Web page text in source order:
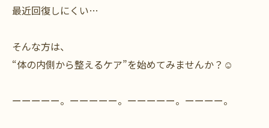
最近回復しにくい…
そんな方は、
“体の内側から整えるケア”を始めてみませんか？☺️
ーーーーー。ーーーーー。ーーーーー。ーーーー。